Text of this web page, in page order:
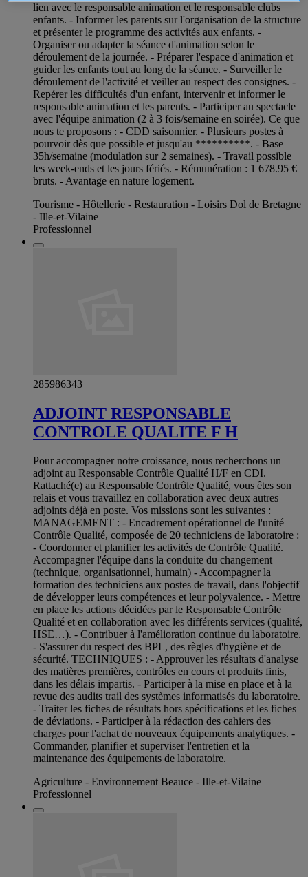
lien avec le responsable animation et le responsable clubs
enfants. - Informer les parents sur l'organisation de la structure
et présenter le programme des activités aux enfants. -
Organiser ou adapter la séance d'animation selon le
déroulement de la journée. - Préparer l'espace d'animation et
guider les enfants tout au long de la séance. - Surveiller le
déroulement de l'activité et veiller au respect des consignes. -
Repérer les difficultés d'un enfant, intervenir et informer le
responsable animation et les parents. - Participer au spectacle
avec l'équipe animation (2 à 3 fois/semaine en soirée). Ce que
nous te proposons : - CDD saisonnier. - Plusieurs postes à
pourvoir dès que possible et jusqu'au **********. - Base
35h/semaine (modulation sur 2 semaines). - Travail possible
les week-ends et les jours fériés. - Rémunération : 1 678.95 €
bruts. - Avantage en nature logement.
Tourisme - Hôtellerie - Restauration - Loisirs Dol de Bretagne
- Ille-et-Vilaine
Professionnel
285986343
ADJOINT RESPONSABLE
CONTROLE QUALITE F H
Pour accompagner notre croissance, nous recherchons un
adjoint au Responsable Contrôle Qualité H/F en CDI.
Rattaché(e) au Responsable Contrôle Qualité, vous êtes son
relais et vous travaillez en collaboration avec deux autres
adjoints déjà en poste. Vos missions sont les suivantes :
MANAGEMENT : - Encadrement opérationnel de l'unité
Contrôle Qualité, composée de 20 techniciens de laboratoire :
- Coordonner et planifier les activités de Contrôle Qualité.
Accompagner l'équipe dans la conduite du changement
(technique, organisationnel, humain) - Accompagner la
formation des techniciens aux postes de travail, dans l'objectif
de développer leurs compétences et leur polyvalence. - Mettre
en place les actions décidées par le Responsable Contrôle
Qualité et en collaboration avec les différents services (qualité,
HSE…). - Contribuer à l'amélioration continue du laboratoire.
- S'assurer du respect des BPL, des règles d'hygiène et de
sécurité. TECHNIQUES : - Approuver les résultats d'analyse
des matières premières, contrôles en cours et produits finis,
dans les délais impartis. - Participer à la mise en place et à la
revue des audits trail des systèmes informatisés du laboratoire.
- Traiter les fiches de résultats hors spécifications et les fiches
de déviations. - Participer à la rédaction des cahiers des
charges pour l'achat de nouveaux équipements analytiques. -
Commander, planifier et superviser l'entretien et la
maintenance des équipements de laboratoire.
Agriculture - Environnement Beauce - Ille-et-Vilaine
Professionnel